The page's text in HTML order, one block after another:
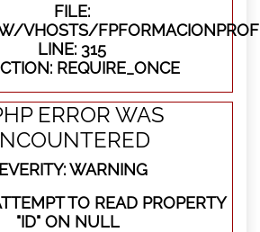
FILE:
VHOSTS/
LINE: 315
REQUIRE_ONCE
ERROR WAS
WARNING
TO READ PROPERTY
"ID" ON NULL